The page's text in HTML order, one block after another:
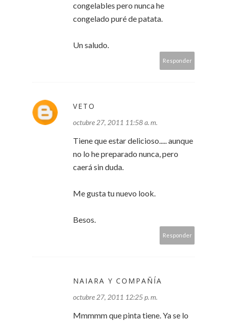
congelables pero nunca he
congelado puré de patata.
Un saludo.
Responder
VETO
octubre 27, 2011 11:58 a. m.
Tiene que estar delicioso..... aunque
no lo he preparado nunca, pero
caerá sin duda.
Me gusta tu nuevo look.
Besos.
Responder
NAIARA Y COMPAÑÍA
octubre 27, 2011 12:25 p. m.
Mmmmm que pinta tiene. Ya se lo